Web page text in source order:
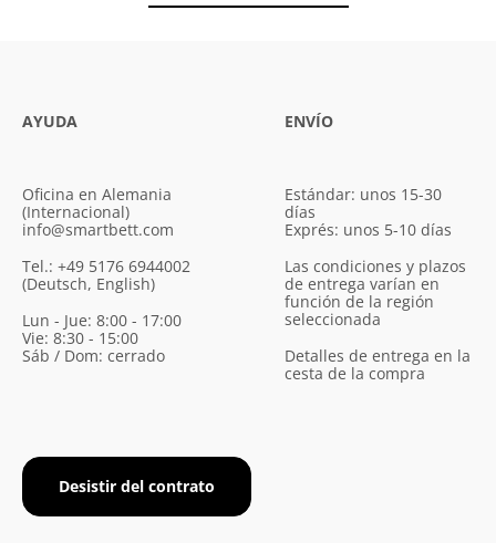
AYUDA
Oficina en Alemania
(Internacional)
info@smartbett.com
Tel.: +49 5176 6944002
(Deutsch, English)
Lun - Jue: 8:00 - 17:00
Vie: 8:30 - 15:00
Sáb / Dom: cerrado
Desistir del contrato
ENVÍO
Estándar: unos 15-30
días
Exprés: unos 5-10 días
Las condiciones y plazos
de entrega varían en
función de la región
seleccionada
Detalles de entrega en la
cesta de la compra